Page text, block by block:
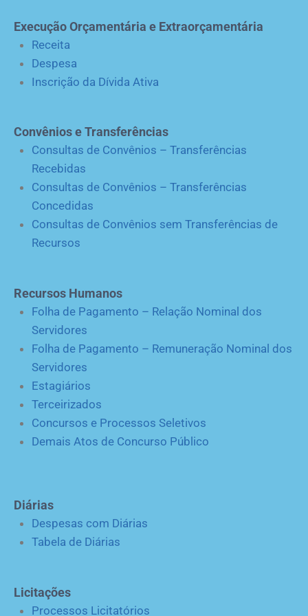
Execução Orçamentária e Extraorçamentária
Receita
Despesa
Inscrição da Dívida Ativa
Convênios e Transferências
Consultas de Convênios – Transferências
Recebidas
Consultas de Convênios – Transferências
Concedidas
Consultas de Convênios sem Transferências de
Recursos
Recursos Humanos
Folha de Pagamento – Relação Nominal dos
Servidores
Folha de Pagamento – Remuneração Nominal dos
Servidores
Estagiários
Terceirizados
Concursos e Processos Seletivos
Demais Atos de Concurso Público
Diárias
Despesas com Diárias
Tabela de Diárias
Licitações
Processos Licitatórios